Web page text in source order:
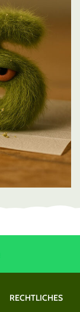
RECHTLICHES